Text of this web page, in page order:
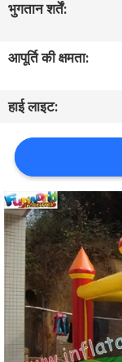
NEWS
साइटमैप
PRIVACY
POLICY
भुगतान शर्तें:
आपूर्ति की क्षमता:
हाई लाइट: